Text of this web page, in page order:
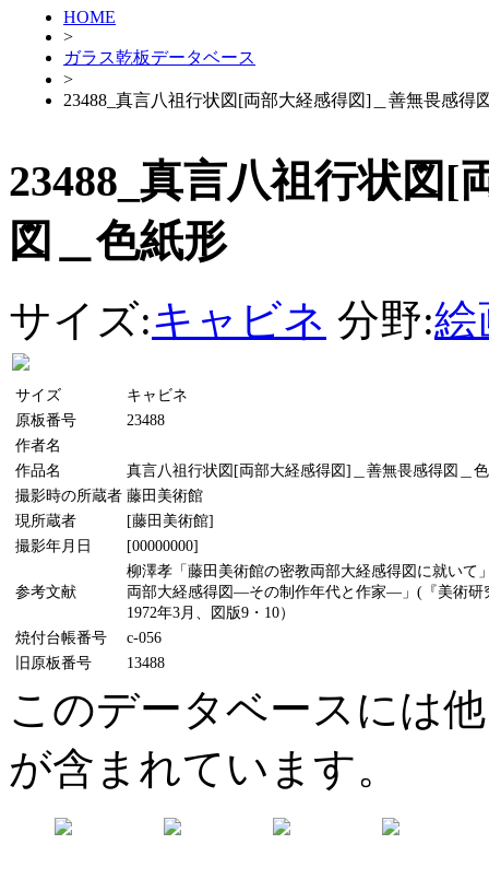
HOME
>
ガラス乾板データベース
>
23488_真言八祖行状図[両部大経感得図]＿善無畏感得
23488_真言八祖行状図[
図＿色紙形
サイズ:キャビネ 分野:絵
サイズ
キャビネ
原板番号
23488
作者名
作品名
真言八祖行状図[両部大経感得図]＿善無畏感得図＿
撮影時の所蔵者 藤田美術館
現所蔵者
[藤田美術館]
撮影年月日
[00000000]
参考文献
柳澤孝「藤田美術館の密教両部大経感得図に就いて
両部大経感得図―その制作年代と作家―」(『美術研
1972年3月、図版9・10）
焼付台帳番号
c-056
旧原板番号
13488
このデータベースには
が含まれています。